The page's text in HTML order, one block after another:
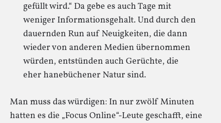
gefüllt wird.“ Da gebe es auch Tage mit
weniger Informationsgehalt. Und durch den
dauernden Run auf Neuigkeiten, die dann
wieder von anderen Medien übernommen
würden, entstünden auch Gerüchte, die
eher hanebüchener Natur sind.
Man muss das würdigen: In nur zwölf Minuten
hatten es die „Focus Online“-Leute geschafft, eine